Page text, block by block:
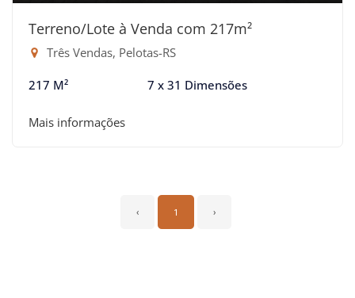
Terreno/Lote à Venda com 217m²
Três Vendas, Pelotas-RS
217 M² 7 x 31 Dimensões
Mais informações
‹ 1 ›